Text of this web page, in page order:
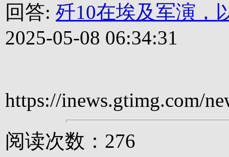
回答: 歼10在埃及军演，
2025-05-08 06:34:31
https://inews.gtimg.com/
阅读次数：276